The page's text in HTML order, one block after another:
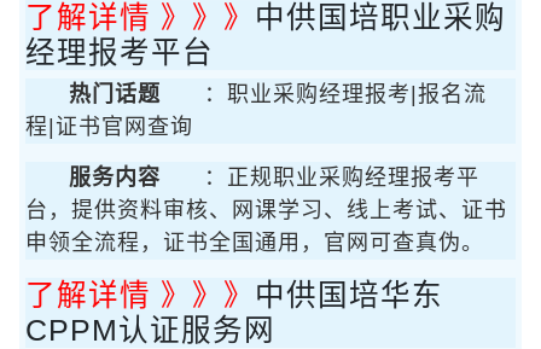
了解详情 》》》 中供国培职业采购
经理报考平台
热门话题
：职业采购经理报考|报名流
程|证书官网查询
服务内容
：正规职业采购经理报考平
台，提供资料审核、网课学习、线上考试、证书
申领全流程，证书全国通用，官网可查真伪。
了解详情 》》》 中供国培华东
CPPM认证服务网